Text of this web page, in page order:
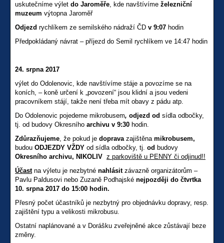
uskutečníme výlet do Jaroměře, kde navštívíme železniční
muzeum výtopna Jaroměř
Odjezd rychlíkem ze semilského nádraží ČD v 9:07 hodin
Předpokládaný návrat – příjezd do Semil rychlíkem ve 14:47 hodin
24. srpna 2017
výlet do Odolenovic, kde navštívíme stáje a povozíme se na
koních, – koně určení k „povození“ jsou klidní a jsou vedeni
pracovníkem stájí, takže není třeba mít obavy z pádu atp.
Do Odolenovic pojedeme mikrobusem, odjezd od sídla odbočky,
tj. od budovy Okresního archivu v 9:30 hodin.
Zdůrazňujeme, že pokud je doprava zajištěna mikrobusem,
budou ODJEZDY VŽDY od sídla odbočky, tj. od budovy
Okresního archivu, NIKOLIV z parkoviště u PENNY či odjinud!!
Účastna výletu je nezbytné nahlásitzávazně organizátorům –
Pavlu Paldusovi nebo Zuzaně Podhajské nejpozději do čtvrtka
10. srpna 2017 do 15:00 hodin.
Přesný počet účastníků je nezbytný pro objednávku dopravy, resp.
zajištění typu a velikosti mikrobusu.
Ostatní naplánované a v Dorášku zveřejněné akce zůstávají beze
změny.